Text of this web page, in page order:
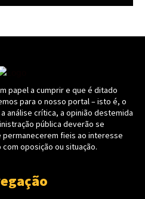
papel a cumprir e que é ditado
para o nosso portal – isto é, o
análise crítica, a opinião destemida
pública deverão se
fieis ao interesse
oposição ou situação.